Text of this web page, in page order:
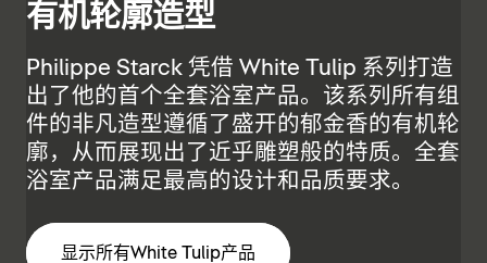
有机轮廓造型
Philippe Starck 凭借 White Tulip 系列打造
出了他的首个全套浴室产品。该系列所有组
件的非凡造型遵循了盛开的郁金香的有机轮
廓，从而展现出了近乎雕塑般的特质。全套
浴室产品满足最高的设计和品质要求。
显示所有White Tulip产品